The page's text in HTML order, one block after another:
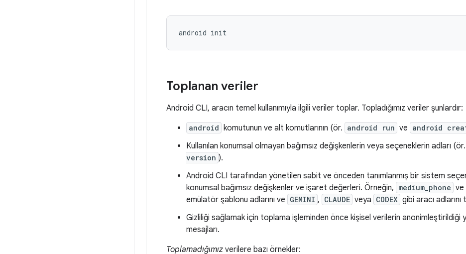
android
Toplanan veriler
Android CLI, aracın temel kullanımıyla ilgili veriler toplar. Topladığımız veriler şunlardır:
android komutunun ve alt komutlarının (ör. android run ve android
Kullanılan konumsal olmayan bağımsız değişkenlerin veya seçeneklerin adları (ör.
version ).
Android CLI tarafından yönetilen sabit ve önceden tanımlanmış bir sistem
konumsal bağımsız değişkenler ve işaret değerleri. Örneğin, medium_phone ve
emülatör şablonu adlarını ve GEMINI , CLAUDE veya CODEX gibi aracı adlarını
Gizliliği sağlamak için toplama işleminden önce kişisel verilerin anonimleştirildiği
mesajları.
Toplamadığımız verilere bazı örnekler: